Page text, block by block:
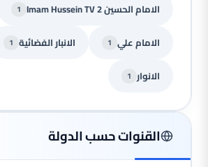
الامام الحسين Imam Hussein TV 2 1
الامام علي 1 الانبار الفضائية 1
الانوار 1
القنوات حسب الدولة